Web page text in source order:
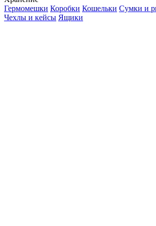
Гермомешки Коробки Кошельки Сумки и
Чехлы и кейсы Ящики